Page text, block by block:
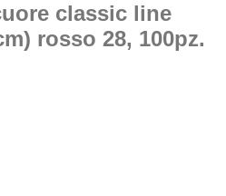
classic line
rosso 28, 100pz.